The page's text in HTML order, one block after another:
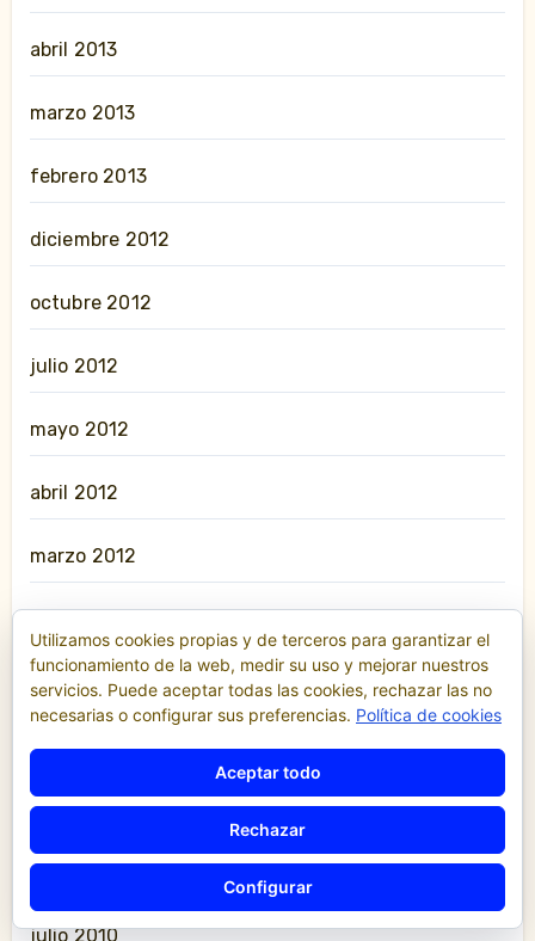
abril 2013
marzo 2013
febrero 2013
diciembre 2012
octubre 2012
julio 2012
mayo 2012
abril 2012
marzo 2012
enero 2012
abril 2011
marzo 2011
agosto 2010
julio 2010
Utilizamos cookies propias y de terceros para garantizar el
funcionamiento de la web, medir su uso y mejorar nuestros
servicios. Puede aceptar todas las cookies, rechazar las no
necesarias o configurar sus preferencias. Política de cookies
Aceptar todo
Rechazar
Configurar